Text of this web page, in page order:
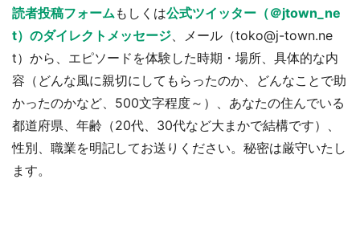
読者投稿フォームもしくは公式ツイッター（＠jtown_ne
t）のダイレクトメッセージ、メール（toko@j-town.ne
t）から、エピソードを体験した時期・場所、具体的な内
容（どんな風に親切にしてもらったのか、どんなことで助
かったのかなど、500文字程度～）、あなたの住んでいる
都道府県、年齢（20代、30代など大まかで結構です）、
性別、職業を明記してお送りください。秘密は厳守いたし
ます。